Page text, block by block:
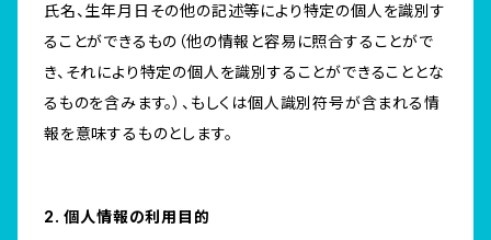
氏名、生年月日その他の記述等により特定の個人を識別す
ることができるもの（他の情報と容易に照合することがで
き、それにより特定の個人を識別することができることとな
るものを含みます。）、もしくは個人識別符号が含まれる情
報を意味するものとします。
2. 個人情報の利用目的